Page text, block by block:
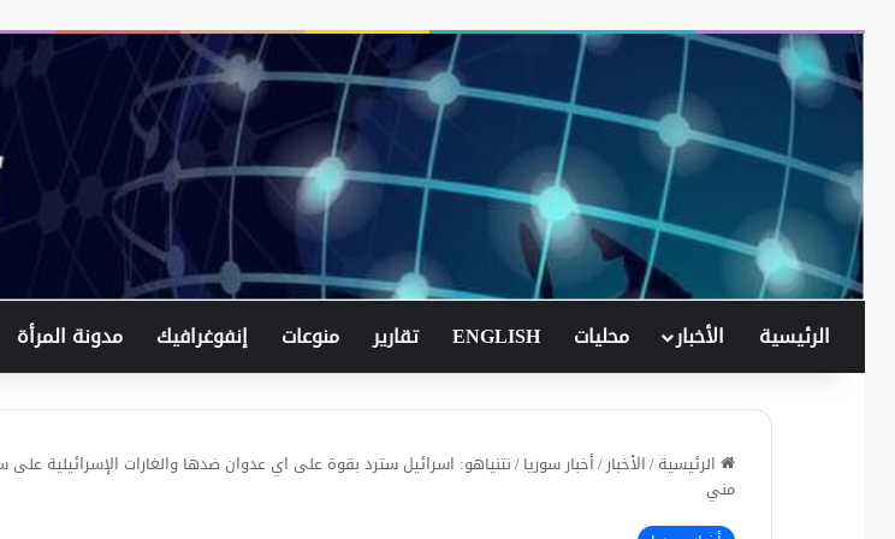
الرئيسية الأخبار محليات ENGLISH تقارير منوعات إنفوغرافيك مدونة المرأة
الرئيسية/الأخبار/أخبار سوريا/نتنياهو: اسرائيل سترد بقوة على اي عدوان ضدها والغارات الإسرائيلية على
مني